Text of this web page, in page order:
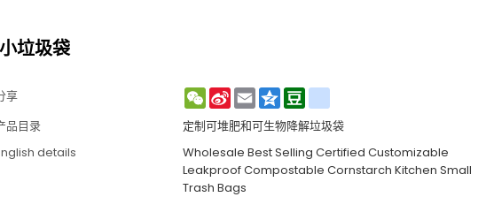
垃圾袋
享 WeChat
Sina
Weibo
EmailQzoneDouban
品目录
定制可堆肥和可生物降解垃圾袋
details
Wholesale Best Selling Certified Customizable
Leakproof Compostable Cornstarch Kitchen Small
Trash Bags